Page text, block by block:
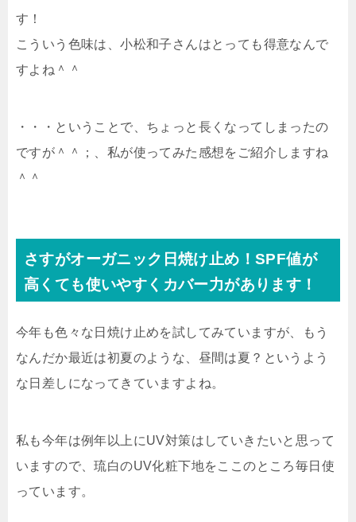
す！
こういう色味は、小松和子さんはとっても得意なんで
すよね＾＾
・・・ということで、ちょっと長くなってしまったの
ですが＾＾；、私が使ってみた感想をご紹介しますね
＾＾
さすがオーガニック日焼け止め！SPF値が
高くても使いやすくカバー力があります！
今年も色々な日焼け止めを試してみていますが、もう
なんだか最近は初夏のような、昼間は夏？というよう
な日差しになってきていますよね。
私も今年は例年以上にUV対策はしていきたいと思って
いますので、琉白のUV化粧下地をここのところ毎日使
っています。